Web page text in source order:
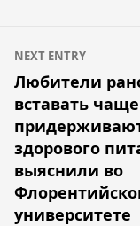
NEXT ENTRY
Любители
вставать чаще
здорового
выяснили во
университете